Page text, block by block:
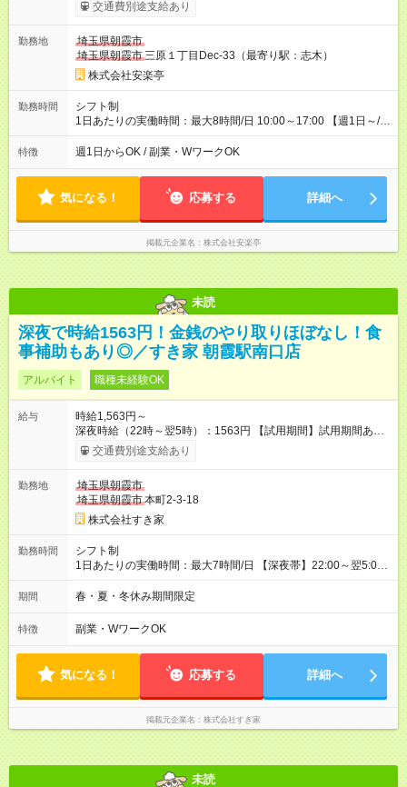
月 雇用形態、給与は本採用時と同じです。 ※最大12ヶ月の間
交通費別途支給あり
勤務地
埼玉県朝霞市
埼玉県朝霞市三原１丁目Dec-33（最寄り駅：志木）
株式会社安楽亭
勤務時間
シフト制
1日あたりの実働時間：最大8時間/日 10:00～17:00 【週1日～/1
日3時間～OK！】 ＊レギュラー勤務ももちろん大歓迎！ 「子ど
ものお迎えまでの時間」 「ランチタイムだけ」 など、家庭の予
談可能◎
特徴 週1日からOK / 副業・WワークOK
気になる！ 応募する 詳細へ
掲載元企業名 株式会社安楽亭
未読
深夜で時給1563円！金銭のやり取りほぼなし！食
事補助もあり◎／すき家 朝霞駅南口店
アルバイト 職種未経験OK
給与
時給1,563円～
深夜時給（22時～翌5時）：1563円 【試用期間】試用期間あり
試用期間の長さ：1ヶ月 雇用形態、給与は本採用時と同じです。
試用期間の実態は30日（※条件変更なし）ですが、切り上げで
同時給）
交通費別途支給あり
勤務地
埼玉県朝霞市
埼玉県朝霞市本町2-3-18
株式会社すき家
勤務時間
シフト制
1日あたりの実働時間：最大7時間/日 【深夜帯】22:00～翌5:00
週2日～・1日2h～OK◎ ※22:00から翌5:00までは18歳以上の方
のみ勤務可能です（18歳未満の深夜業務禁止のため） ★深夜で
す。 必ず、2名以上での勤務を行いますので、安心して働けま
す。
期間 春・夏・冬休み期間限定
特徴 副業・WワークOK
気になる！ 応募する 詳細へ
掲載元企業名 株式会社すき家
未読